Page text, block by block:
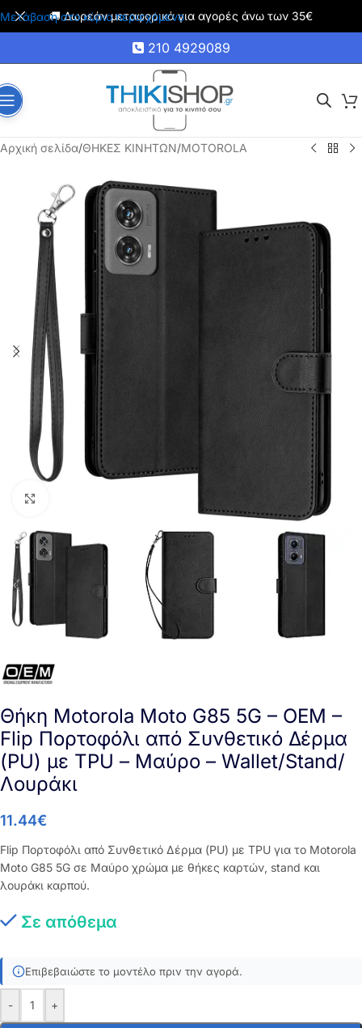
Μετάβαση στο κύριο περιεχόμενο
🚚 Δωρεάν μεταφορικά για αγορές άνω των 35€
210 4929089
Αρχική σελίδα/ΘΗΚΕΣ ΚΙΝΗΤΩΝ/MOTOROLA
Θήκη Motorola Moto G85 5G – OEM –
Flip Πορτοφόλι από Συνθετικό Δέρμα
(PU) με TPU – Μαύρο – Wallet/Stand/
Λουράκι
11.44€
Flip Πορτοφόλι από Συνθετικό Δέρμα (PU) με TPU για το Motorola
Moto G85 5G σε Μαύρο χρώμα με θήκες καρτών, stand και
λουράκι καρπού.
Σε απόθεμα
Επιβεβαιώστε το μοντέλο πριν την αγορά.
- +